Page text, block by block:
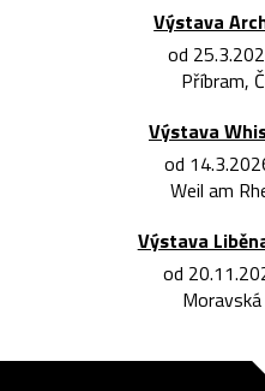
Výstava
od
Příbram,
Výstava
od
Weil am
Výstava
od